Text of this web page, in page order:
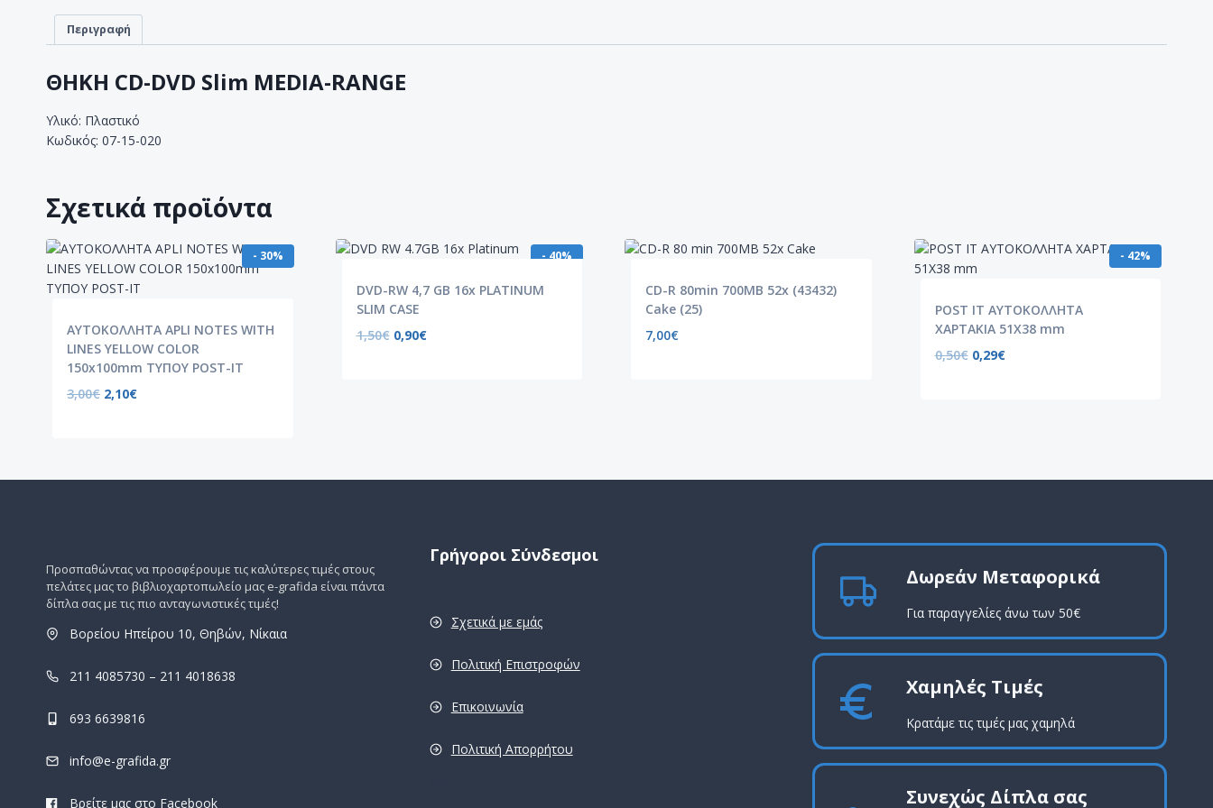
Περιγραφή
ΘΗΚΗ CD-DVD Slim MEDIA-RANGE
Υλικό: Πλαστικό
Κωδικός: 07-15-020
Σχετικά προϊόντα
- 30%
ΑΥΤΟΚΟΛΛΗΤΑ APLI NOTES WITH
LINES YELLOW COLOR
150x100mm ΤΥΠΟΥ POST-IT
3,00€ 2,10€
- 40%
DVD-RW 4,7 GB 16x PLATINUM
SLIM CASE
1,50€ 0,90€
CD-R 80min 700MB 52x (43432)
Cake (25)
7,00€
- 42%
POST IT ΑΥΤΟΚΟΛΛΗΤΑ
ΧΑΡΤΑΚΙΑ 51X38 mm
0,50€ 0,29€
Προσπαθώντας να προσφέρουμε τις καλύτερες τιμές στους
πελάτες μας το βιβλιοχαρτοπωλείο μας e-grafida είναι πάντα
δίπλα σας με τις πιο ανταγωνιστικές τιμές!
Βορείου Ηπείρου 10, Θηβών, Νίκαια
211 4085730 – 211 4018638
693 6639816
info@e-grafida.gr
Βρείτε μας στο Facebook
Γρήγοροι Σύνδεσμοι
Σχετικά με εμάς
Πολιτική Επιστροφών
Επικοινωνία
Πολιτική Απορρήτου
Δωρεάν Μεταφορικά
Για παραγγελίες άνω των 50€
Χαμηλές Τιμές
Κρατάμε τις τιμές μας χαμηλά
Συνεχώς Δίπλα σας